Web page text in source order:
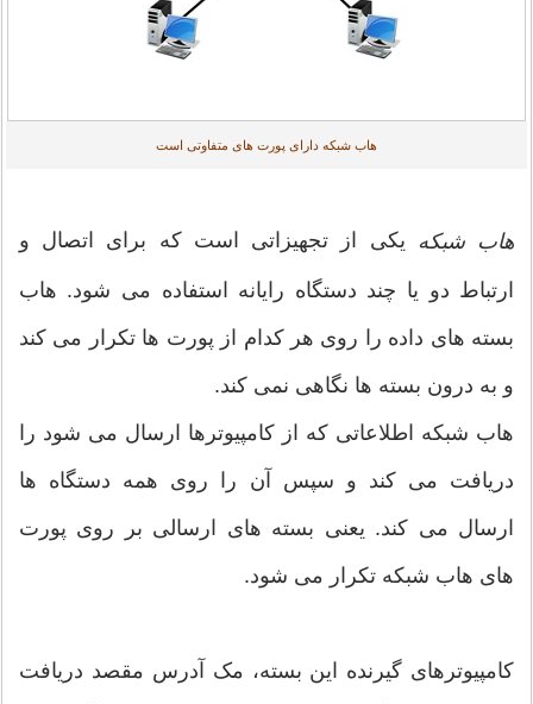
هاب شبکه دارای پورت های متفاوتی است
هاب شبکه یکی از تجهیزاتی است که برای اتصال و
ارتباط دو یا چند دستگاه رایانه استفاده می شود. هاب
بسته های داده را روی هر کدام از پورت ها تکرار می کند
و به درون بسته ها نگاهی نمی کند.
هاب شبکه اطلاعاتی که از کامپیوترها ارسال می شود را
دریافت می کند و سپس آن را روی همه دستگاه ها
ارسال می کند. یعنی بسته های ارسالی بر روی پورت
های هاب شبکه تکرار می شود.
کامپیوترهای گیرنده این بسته، مک آدرس مقصد دریافت